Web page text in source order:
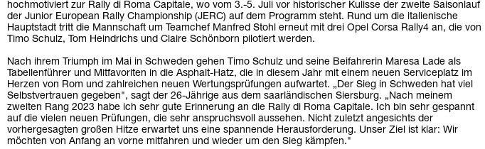
hochmotiviert zur Rally di Roma Capitale, wo vom 3.-5. Juli vor historischer Kulisse der zweite Saisonlauf
der Junior European Rally Championship (JERC) auf dem Programm steht. Rund um die italienische
Hauptstadt tritt die Mannschaft um Teamchef Manfred Stohl erneut mit drei Opel Corsa Rally4 an, die von
Timo Schulz, Tom Heindrichs und Claire Schönborn pilotiert werden.
Nach ihrem Triumph im Mai in Schweden gehen Timo Schulz und seine Beifahrerin Maresa Lade als
Tabellenführer und Mitfavoriten in die Asphalt-Hatz, die in diesem Jahr mit einem neuen Serviceplatz im
Herzen von Rom und zahlreichen neuen Wertungsprüfungen aufwartet. „Der Sieg in Schweden hat viel
Selbstvertrauen gegeben", sagt der 26-Jährige aus dem saarländischen Siersburg. „Nach meinem
zweiten Rang 2023 habe ich sehr gute Erinnerung an die Rally di Roma Capitale. Ich bin sehr gespannt
auf die vielen neuen Prüfungen, die sehr anspruchsvoll aussehen. Nicht zuletzt angesichts der
vorhergesagten großen Hitze erwartet uns eine spannende Herausforderung. Unser Ziel ist klar: Wir
möchten von Anfang an vorne mitfahren und wieder um den Sieg kämpfen."